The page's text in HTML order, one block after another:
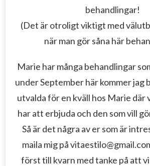
behandlingar!
(Det är otroligt viktigt med
när man gör såna här
Marie har många behandlingar
under September här kommer jag
utvalda för en kväll hos Marie där
har att erbjuda och den som vill
Så är det några av er som är
maila mig på
först till kvarn med tanke på att